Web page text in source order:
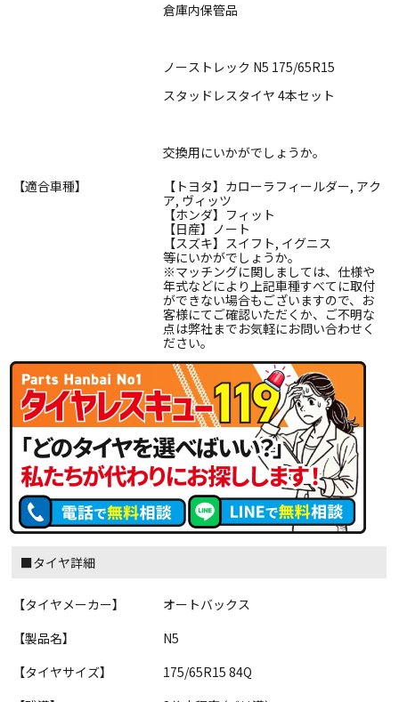
倉庫内保管品
ノーストレック N5 175/65R15
スタッドレスタイヤ 4本セット
交換用にいかがでしょうか。
【適合車種】
【トヨタ】カローラフィールダー, アク
ア, ヴィッツ
【ホンダ】フィット
【日産】ノート
【スズキ】スイフト, イグニス
等にいかがでしょうか。
※マッチングに関しましては、仕様や
年式などにより上記車種すべてに取付
ができない場合もございますので、お
客様にてご確認いただくか、ご不明な
点は弊社までお気軽にお問い合わせく
ださい。
■タイヤ詳細
【タイヤメーカー】
オートバックス
【製品名】
N5
【タイヤサイズ】
175/65R15 84Q